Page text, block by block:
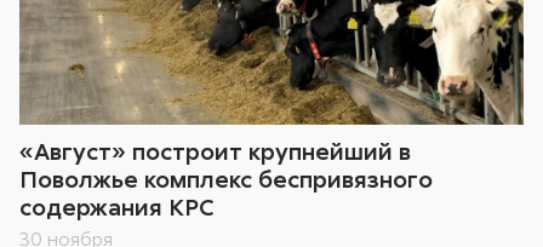
«Август» построит крупнейший в
Поволжье комплекс беспривязного
содержания КРС
30 ноября